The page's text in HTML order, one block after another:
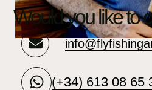
Would you like to
(+34) 613 08 65